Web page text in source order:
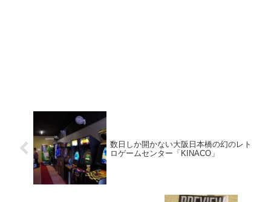
数日しか開かない大阪日本橋の幻のレト
ロゲームセンター「KINACO」